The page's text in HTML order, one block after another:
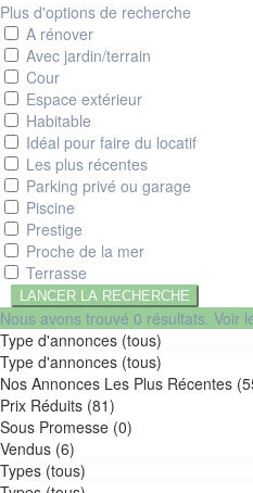
Plus d'options de recherche
A rénover
Avec jardin/terrain
Cour
Espace extérieur
Habitable
Idéal pour faire du locatif
Les plus récentes
Parking privé ou garage
Piscine
Prestige
Proche de la mer
Terrasse
Nous avons trouvé 0 résultats. Voir
Type d'annonces (tous)
Type d'annonces (tous)
Nos Annonces Les Plus Récentes
Prix Réduits (81)
Sous Promesse (0)
Vendus (6)
Types (tous)